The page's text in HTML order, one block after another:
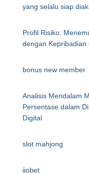
yang selalu siap
Profil Risiko:
dengan Kepribadian
bonus new member
Analisis Mendalam
Persentase dalam
Digital
slot mahjong
ijobet